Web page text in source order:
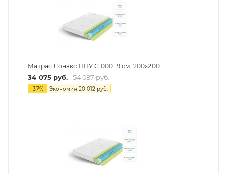
Матрас Лонакс ППУ С1000 19 см, 200х200
34 075руб. 54 087руб.
-37% Экономия 20 012руб.